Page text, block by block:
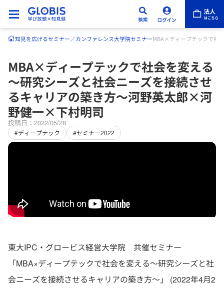
知見を広げるセミナー／カンファレンス大学院セミナーMBA×ディープテックで社
MBA×ディープテックで社会を変える
～研究シーズと社会ニーズを接続させ
るキャリアの築き方～河野英太郎×河
野健一×下村明司
投稿日：2022/05/28
#ディープテック #セミナー2022
東大IPC・グロービス経営大学院 共催セミナー
「MBA×ディープテックで社会を変える～研究シーズと社
会ニーズを接続させるキャリアの築き方～」 (2022年4月2